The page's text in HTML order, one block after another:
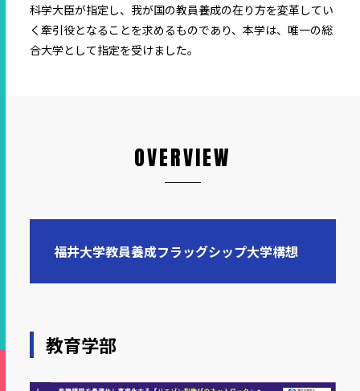
科学大臣が指定し、我が国の教員養成の在り方を変革してい
く牽引役となることを求めるものであり、本学は、唯一の総
合大学として指定を受けました。
OVERVIEW
福井大学教員養成フラッグシップ大学構想
教育学部